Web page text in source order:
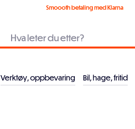
Smoooth betaling med Klarna
Verktøy, oppbevaring Bil, hage, fritid